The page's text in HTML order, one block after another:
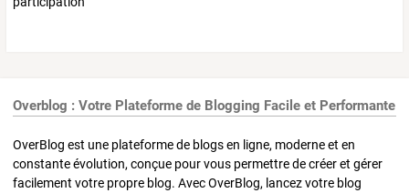
Overblog : Votre Plateforme de Blogging Facile et Performante
OverBlog est une plateforme de blogs en ligne, moderne et en
constante évolution, conçue pour vous permettre de créer et gérer
facilement votre propre blog. Avec OverBlog, lancez votre blog